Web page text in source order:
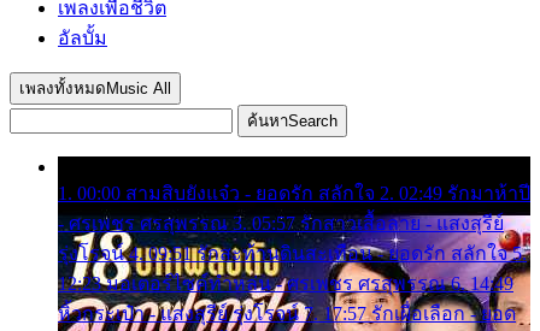
เพลงเพื่อชีวิต
อัลบั้ม
เพลงทั้งหมด Music All
ค้นหาSearch
1. 00:00 สามสิบยังแจ๋ว - ยอดรัก สลักใจ 2. 02:49 รักมาห้าปี
- ศรเพชร ศรสุพรรณ 3. 05:57 รักสาวเสื้อลาย - แสงสุรีย์
รุ่งโรจน์ 4. 09:51 รักสะท้านดินสะเทือน - ยอดรัก สลักใจ 5.
12:23 มอเตอร์ไซค์ทำหล่น - ศรเพชร ศรสุพรรณ 6. 14:49
หิ้วกระเป๋า - แสงสุรีย์ รุ่งโรจน์ 7. 17:57 รักเผื่อเลือก - ยอด